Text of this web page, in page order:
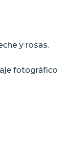
y rosas.
fotográfico